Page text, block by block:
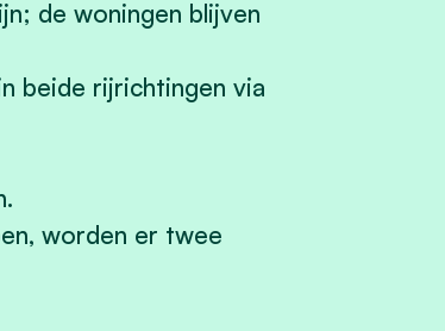
de woningen blijven
beide rijrichtingen via
worden er twee